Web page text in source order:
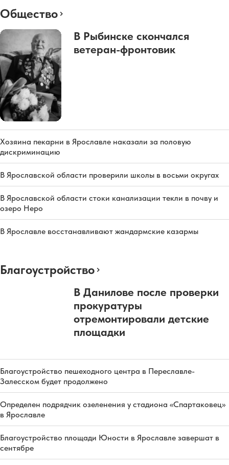
Общество
В Рыбинске скончался
ветеран-фронтовик
Хозяина пекарни в Ярославле наказали за половую
дискриминацию
В Ярославской области проверили школы в восьми округах
В Ярославской области стоки канализации текли в почву и
озеро Неро
В Ярославле восстанавливают жандармские казармы
Благоустройство
В Данилове после проверки
прокуратуры
отремонтировали детские
площадки
Благоустройство пешеходного центра в Переславле-
Залесском будет продолжено
Определен подрядчик озеленения у стадиона «Спартаковец»
в Ярославле
Благоустройство площади Юности в Ярославле завершат в
сентябре